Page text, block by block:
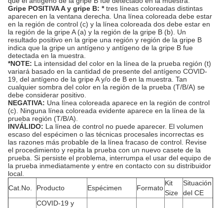
Gripe POSITIVA A y gripe B: *tres líneas coloreadas distintas
aparecen en la ventana derecha. Una línea coloreada debe estar
en la región de control (c) y la línea coloreada dos debe estar en
la región de la gripe A (a) y la región de la gripe B (b). Un
resultado positivo en la gripe una región y región de la gripe B
indica que la gripe un antígeno y antígeno de la gripe B fue
detectada en la muestra.
*NOTE: La intensidad del color en la línea de la prueba región (t)
variará basado en la cantidad de presente del antígeno COVID-
19, del antígeno de la gripe A y/o de B en la muestra. Tan
cualquier sombra del color en la región de la prueba (T/B/A) se
debe considerar positivo.
NEGATIVA: Una línea coloreada aparece en la región de control
(c). Ninguna línea coloreada evidente aparece en la línea de la
prueba región (T/B/A).
INVÁLIDO: La línea de control no puede aparecer. El volumen
escaso del espécimen o las técnicas procesales incorrectas es
las razones más probable de la línea fracaso de control. Revise
el procedimiento y repita la prueba con un nuevo casete de la
prueba. Si persiste el problema, interrumpa el usar del equipo de
la prueba inmediatamente y entre en contacto con su distribuidor
local.
Cat.No.
Producto Espécimen Formato
Kit
Size
Situación
del CE
COVID-19 y